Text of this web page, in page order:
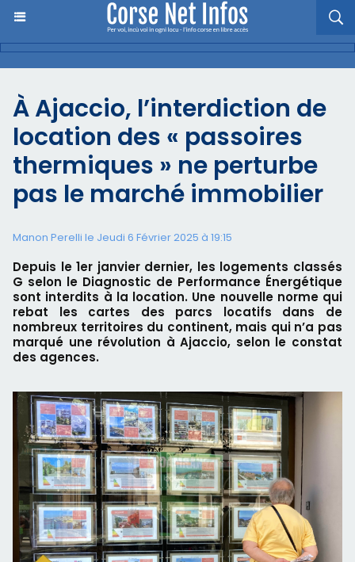
À Ajaccio, l’interdiction de
location des « passoires
thermiques » ne perturbe
pas le marché immobilier
Manon Perelli le Jeudi 6 Février 2025 à 19:15
Depuis le 1er janvier dernier, les logements classés
G selon le Diagnostic de Performance Énergétique
sont interdits à la location. Une nouvelle norme qui
rebat les cartes des parcs locatifs dans de
nombreux territoires du continent, mais qui n’a pas
marqué une révolution à Ajaccio, selon le constat
des agences.